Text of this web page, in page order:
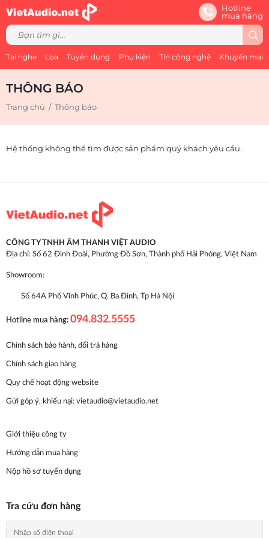
Hotline
mua hàng
Tai nghe Loa Tuyển dụng Phụ kiện Tin công nghệ Khuyến mại
THÔNG BÁO
Trang chủ / Thông báo
Hệ thống không thể tìm được sản phẩm quý khách yêu cầu.
CÔNG TY TNHH ÂM THANH VIỆT AUDIO
Địa chỉ: Số 62 Đình Đoài, Phường Đồ Sơn, Thành phố Hải Phòng, Việt Nam
Showroom:
Số 64A Phố Vĩnh Phúc, Q. Ba Đình, Tp Hà Nội
Hotline mua hàng:094.832.5555
Chính sách bảo hành, đổi trả hàng
Chính sách giao hàng
Quy chế hoạt động website
Gửi góp ý, khiếu nại: vietaudio@vietaudio.net
Giới thiệu công ty
Hướng dẫn mua hàng
Nộp hồ sơ tuyển dụng
Tra cứu đơn hàng